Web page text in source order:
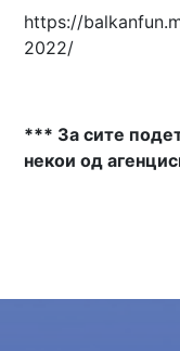
https://
2022/
*** За сите
некои од